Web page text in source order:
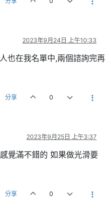
2023年9月24日 上午10:33
也在我名單中,兩個諮詢完再
分享 0
2023年9月25日 上午3:37
覺滿不錯的 如果做光滑要
分享 0